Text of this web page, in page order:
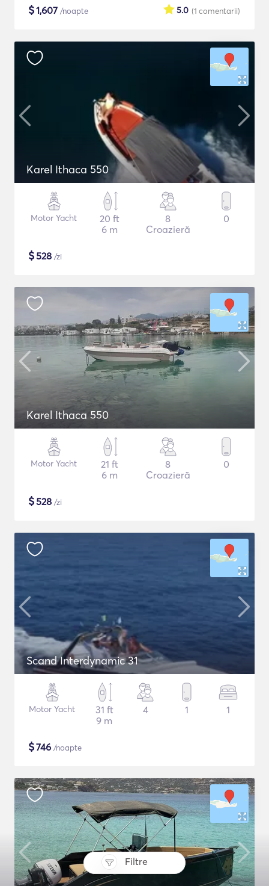
Filtre
$1,607 /noapte (1 comentarii)
5.0
Karel Ithaca 550
Motor Yacht
20 ft
6 m
8
Croazieră
0
$528 /zi
Karel Ithaca 550
Motor Yacht
21 ft
6 m
8
Croazieră
0
$528 /zi
Scand Interdynamic 31
Motor Yacht
31 ft
9 m
4 1 1
$746 /noapte